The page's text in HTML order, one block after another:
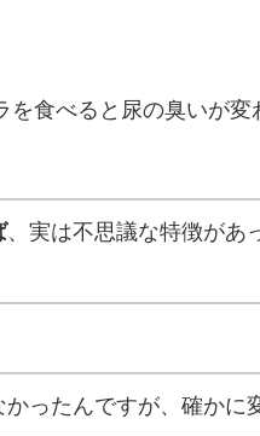
食べると尿の臭いが変
、実は不思議な特徴があ
ったんですが、確かに